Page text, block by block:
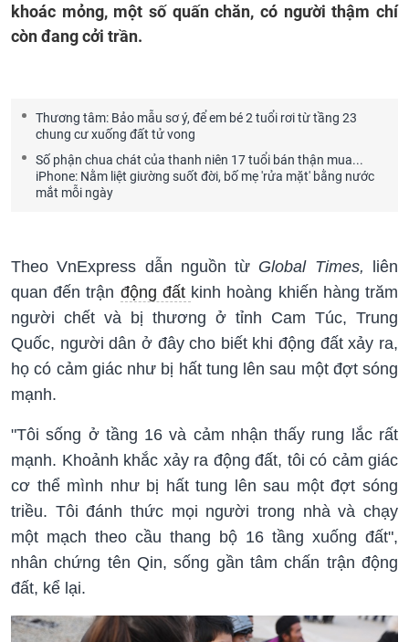
khoác mỏng, một số quấn chăn, có người thậm chí
còn đang cởi trần.
Thương tâm: Bảo mẫu sơ ý, để em bé 2 tuổi rơi từ tầng 23
chung cư xuống đất tử vong
Số phận chua chát của thanh niên 17 tuổi bán thận mua...
iPhone: Nằm liệt giường suốt đời, bố mẹ 'rửa mặt' bằng nước
mắt mỗi ngày
Theo VnExpress dẫn nguồn từ Global Times, liên
quan đến trận động đất kinh hoàng khiến hàng trăm
người chết và bị thương ở tỉnh Cam Túc, Trung
Quốc, người dân ở đây cho biết khi động đất xảy ra,
họ có cảm giác như bị hất tung lên sau một đợt sóng
mạnh.
"Tôi sống ở tầng 16 và cảm nhận thấy rung lắc rất
mạnh. Khoảnh khắc xảy ra động đất, tôi có cảm giác
cơ thể mình như bị hất tung lên sau một đợt sóng
triều. Tôi đánh thức mọi người trong nhà và chạy
một mạch theo cầu thang bộ 16 tầng xuống đất",
nhân chứng tên Qin, sống gần tâm chấn trận động
đất, kể lại.